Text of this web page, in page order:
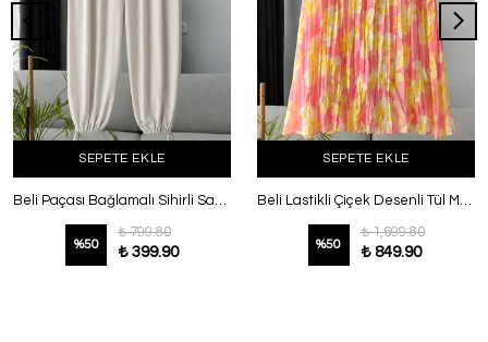
SEPETE EKLE
Beli Paçası Bağlamalı Sihirli Sandy Şalvar Pantolon Açık Taş
%50
₺ 799.80
₺ 399.90
SEPETE EKLE
Beli Lastikli Çiçek Desenli Tül Modal Etek Pembe Sarı
%50
₺ 1,699.80
₺ 849.90